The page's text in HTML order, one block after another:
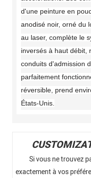
d'une peinture en
anodisé noir, orné du
au laser, complète le
inversés à haut débit,
conduits d'admission
parfaitement
réversible, prend
États-Unis.
Si vous ne trouvez
exactement à vos